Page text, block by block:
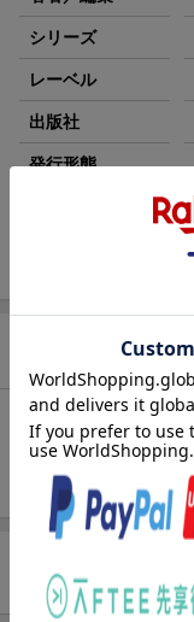
シリーズ
レーベル
出版社
発行形態
商品説明
内容紹介（JPRO
神アプリ 20
商品レビュー